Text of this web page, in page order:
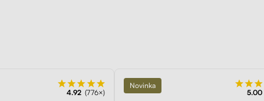
Preskúmať
4.92 (776×)
Novinka
5.00